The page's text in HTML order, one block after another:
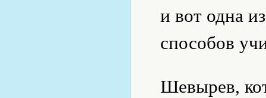
и вот одна
способов
Шевырев,